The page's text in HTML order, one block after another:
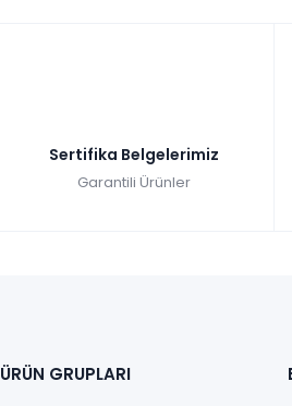
Sertifika Belgelerimiz
Garantili Ürünler
ÜRÜN GRUPLARI